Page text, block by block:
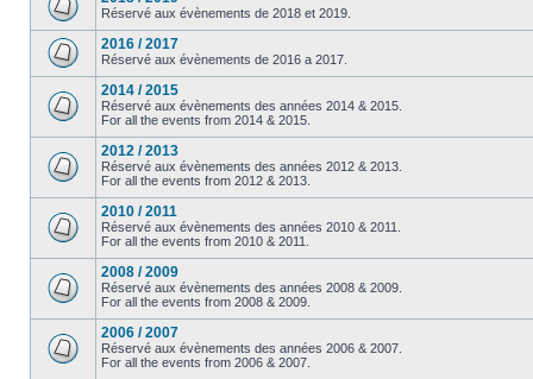
Réservé aux évènements de 2018 et 2019.
2016 / 2017
Réservé aux évènements de 2016 a 2017.
2014 / 2015
Réservé aux évènements des années 2014 & 2015.
For all the events from 2014 & 2015.
2012 / 2013
Réservé aux évènements des années 2012 & 2013.
For all the events from 2012 & 2013.
2010 / 2011
Réservé aux évènements des années 2010 & 2011.
For all the events from 2010 & 2011.
2008 / 2009
Réservé aux évènements des années 2008 & 2009.
For all the events from 2008 & 2009.
2006 / 2007
Réservé aux évènements des années 2006 & 2007.
For all the events from 2006 & 2007.